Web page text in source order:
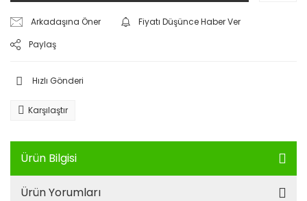
Arkadaşına Öner
Fiyatı Düşünce Haber Ver
Paylaş
Hızlı Gönderi
Karşılaştır
Ürün Bilgisi
Ürün Yorumları